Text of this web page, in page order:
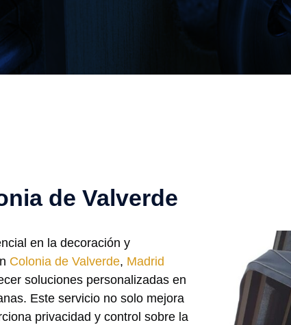
de Valverde
en la decoración y
Colonia de Valverde, Madrid
soluciones personalizadas en
Este servicio no solo mejora
privacidad y control sobre la